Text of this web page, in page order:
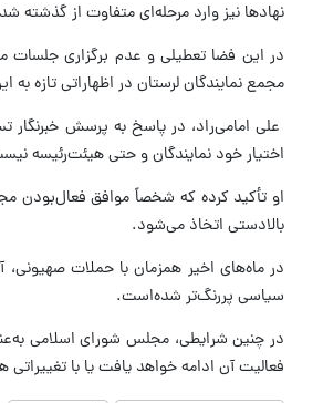
نهادها نیز وارد مرحله‌ای متفاوت از گذشته
در این فضا تعطیلی و عدم برگزاری
مجمع نمایندگان لرستان در اظهاراتی تازه
علی امامی‌راد، در پاسخ به پرسش
اختیار خود نمایندگان و حتی هیئت‌رئیسه
او تأکید کرده که شخصاً موافق فعال‌بودن
بالادستی اتخاذ می‌شود.
در ماه‌های اخیر همزمان با حملات
سیاسی پررنگ‌تر شده‌است.
در چنین شرایطی، مجلس شورای اسلامی
فعالیت آن ادامه خواهد یافت یا با